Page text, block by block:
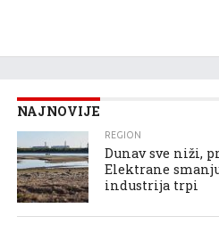
NAJNOVIJE
REGION
Dunav sve niži,
Elektrane
industrija trpi